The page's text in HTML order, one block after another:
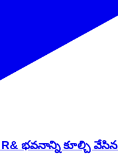
R& భవనాన్ని కూల్చి